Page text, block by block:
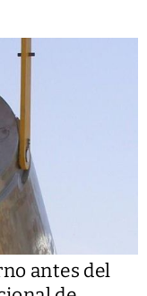
antes del